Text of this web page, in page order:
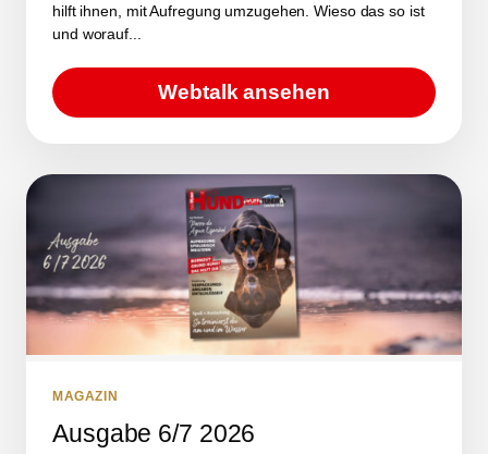
hilft ihnen, mit Aufregung umzugehen. Wieso das so ist
und worauf...
Webtalk ansehen
MAGAZIN
Ausgabe 6/7 2026